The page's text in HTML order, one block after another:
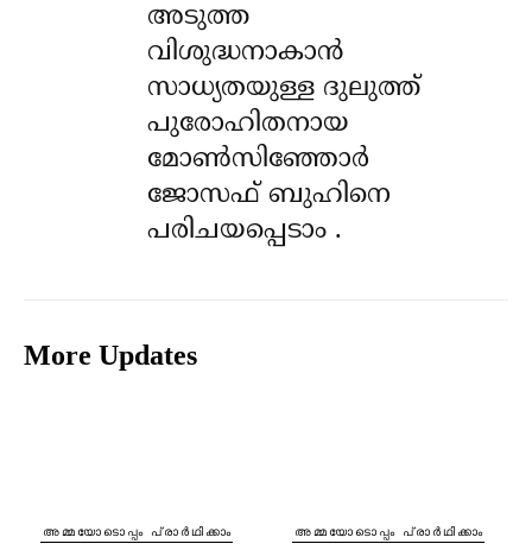
അടുത്ത
വിശുദ്ധനാകാൻ
സാധ്യതയുള്ള ദുലുത്ത്
പുരോഹിതനായ
മോൺസിഞ്ഞോർ
ജോസഫ് ബുഹിനെ
പരിചയപ്പെടാം .
More Updates
⁠അമ്മയോടൊപ്പം പ്രാർഥിക്കാം ⁠അമ്മയോടൊപ്പം പ്രാർഥിക്കാം